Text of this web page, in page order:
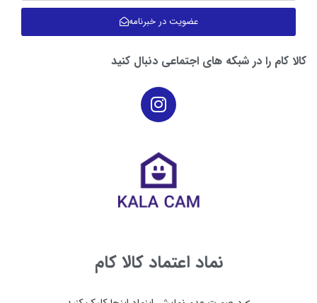
تکنولوژی شروع به کار آرام + سیستم محافظت از بار
عضویت در خبرنامه
کالا کام را در شبکه های اجتماعی دنبال کنید
نماد اعتماد کالا کام